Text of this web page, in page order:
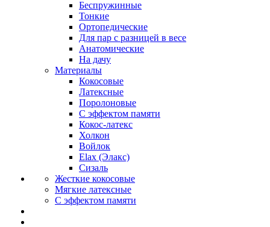
Беспружинные
Тонкие
Ортопедические
Для пар с разницей в весе
Анатомические
На дачу
Материалы
Кокосовые
Латексные
Поролоновые
С эффектом памяти
Кокос-латекс
Холкон
Войлок
Elax (Элакс)
Сизаль
Жесткие кокосовые
Мягкие латексные
С эффектом памяти